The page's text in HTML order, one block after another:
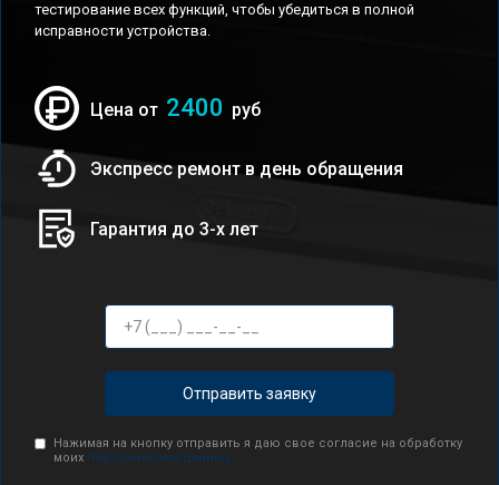
тестирование всех функций, чтобы убедиться в полной
исправности устройства.
Цена от 2400 руб
Экспресс ремонт в день обращения
Гарантия до 3-х лет
Отправить заявку
Нажимая на кнопку отправить я даю свое согласие на обработку
моих персональных данных.